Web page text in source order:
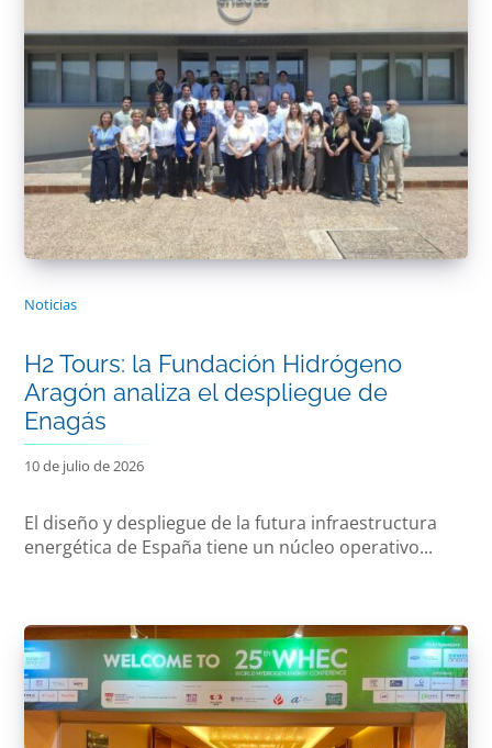
Noticias
H2 Tours: la Fundación Hidrógeno
Aragón analiza el despliegue de
Enagás
10 de julio de 2026
El diseño y despliegue de la futura infraestructura
energética de España tiene un núcleo operativo...